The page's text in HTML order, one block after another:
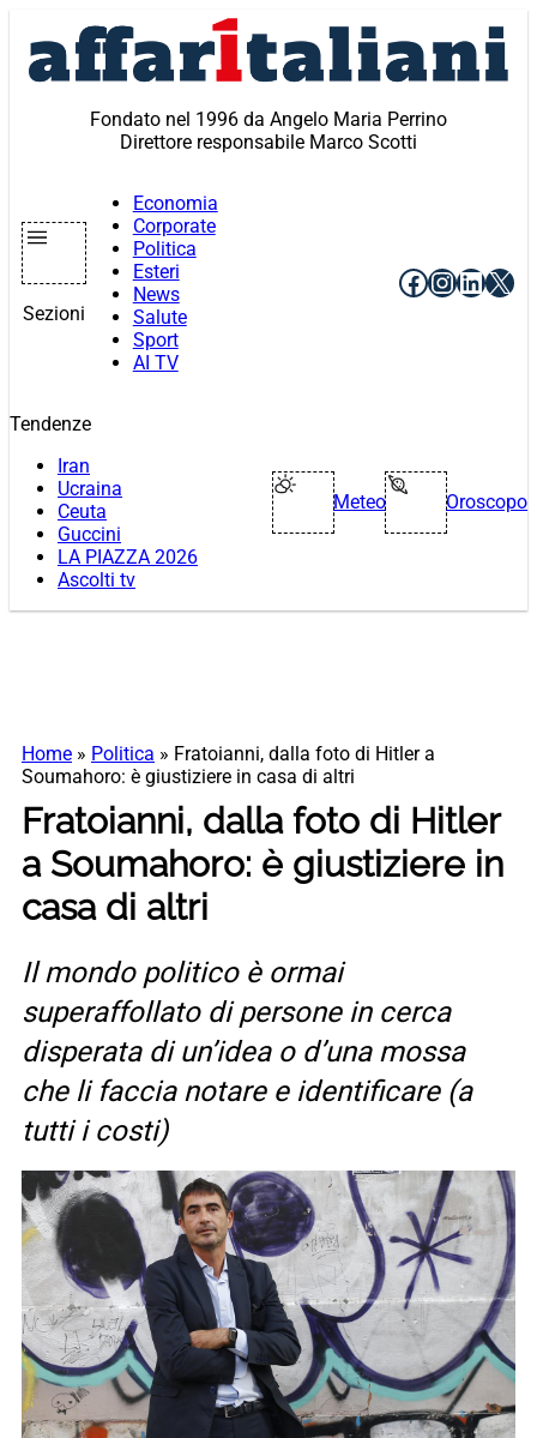
contenuto
Fondato nel 1996 da Angelo Maria Perrino
Direttore responsabile Marco Scotti
Sezioni
Economia
Corporate
Politica
Esteri
News
Salute
Sport
AI TV
Facebook
X
Tendenze
Iran
Ucraina
Ceuta
Guccini
LA PIAZZA 2026
Ascolti tv
Meteo Oroscopo
Home » Politica » Fratoianni, dalla foto di Hitler a
Soumahoro: è giustiziere in casa di altri
Fratoianni, dalla foto di Hitler
a Soumahoro: è giustiziere in
casa di altri
Il mondo politico è ormai
superaffollato di persone in cerca
disperata di un’idea o d’una mossa
che li faccia notare e identificare (a
tutti i costi)